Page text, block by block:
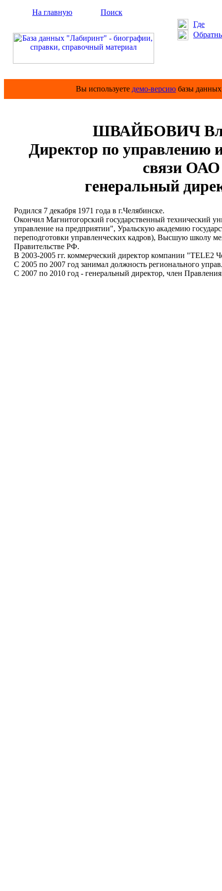
На главную
Поиск
Где
Вы используете демо-версию базы
ШВАЙБОВИЧ
Директор по управлению
связи
генеральный
Родился 7 декабря 1971 года в г.Челябинске.
Окончил Магнитогорский государственный технический
управление на предприятии", Уральскую академию
переподготовки управленческих кадров), Высшую школу
Правительстве РФ.
В 2003-2005 гг. коммерческий директор компании "TELE2
С 2005 по 2007 год занимал должность регионального
С 2007 по 2010 год - генеральный директор, член